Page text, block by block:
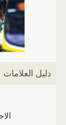
دليل العلامات